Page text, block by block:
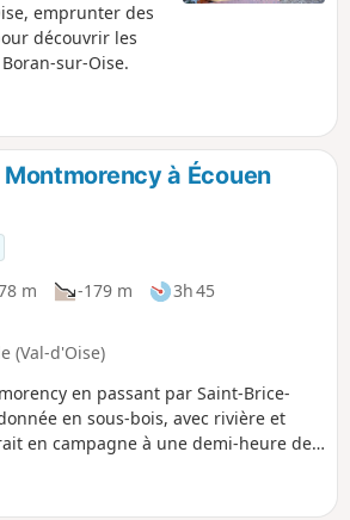
emprunter des
découvrir les
sur-Oise.
Montmorency à Écouen
m -179 m
3h 45
(Val-d'Oise)
en passant par Saint-Brice-
en sous-bois, avec rivière et
en campagne à une demi-heure de